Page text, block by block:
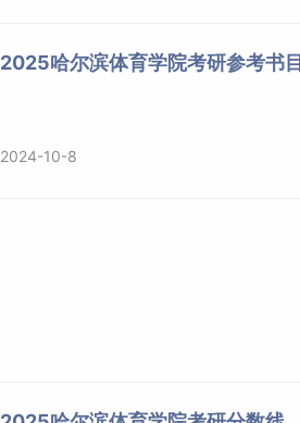
2025哈尔滨体育学院考研参考书目
2024-10-8